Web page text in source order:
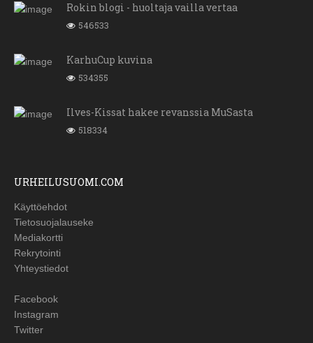
Rokin blogi - huoltaja vailla vertaa
546533
KarhuCup kuvina
534355
Ilves-Kissat hakee revanssia MuSasta
518334
URHEILUSUOMI.COM
Käyttöehdot
Tietosuojalauseke
Mediakortti
Rekrytointi
Yhteystiedot
Facebook
Instagram
Twitter